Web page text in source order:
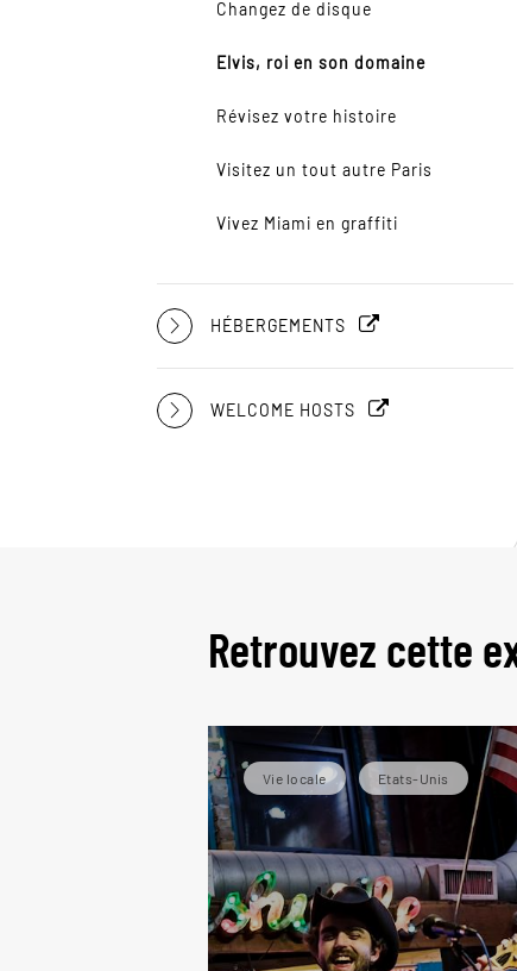
Changez de disque
Elvis, roi en son domaine
Révisez votre histoire
Visitez un tout autre Paris
Vivez Miami en graffiti
HÉBERGEMENTS
WELCOME HOSTS
Retrouvez cette
Vie locale Etats-Unis